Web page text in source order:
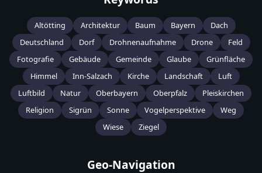
Altötting Architektur Baum Bayern
Dach
Deutschland
Dorf Drohnenaufnahme Drone
Feld
Fotografie
Gebäude Gemeinde Glaube
Grünfläche
Himmel
Inn-Salzach Kirche Landschaft
Luft
Luftbild
Natur Oberbayern Oberpfalz
Pleiskirchen
Religion
Sigrün Sonne Vogelperspektive
Weg
Wiese
Ziegel
Geo-Navigation